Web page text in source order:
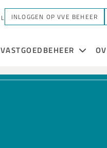
INLOGGEN OP VVE BEHEER
VASTGOEDBEHEER